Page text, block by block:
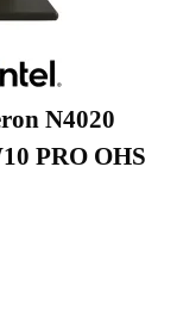
N4020
PRO OHS